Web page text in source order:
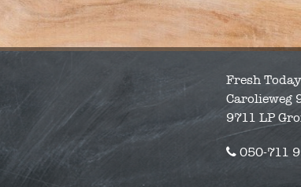
Fresh
Carolieweg
9711 LP
050-711